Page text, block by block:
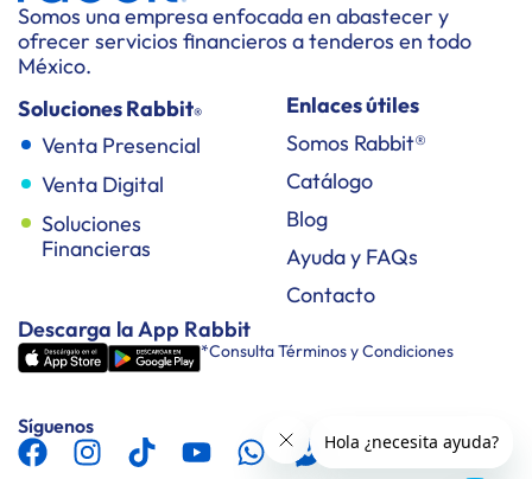
Somos una empresa enfocada en abastecer y
ofrecer servicios financieros a tenderos en todo
México.
Soluciones Rabbit®
Venta Presencial
Venta Digital
Soluciones
Financieras
Enlaces útiles
Somos Rabbit®
Catálogo
Blog
Ayuda y FAQs
Contacto
Descarga la App Rabbit
*Consulta Términos y Condiciones
Síguenos